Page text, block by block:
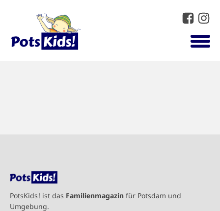
PotsKids! ist das Familienmagazin für Potsdam und
Umgebung.